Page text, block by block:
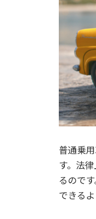
普通乗
す。法
るので
できるよ